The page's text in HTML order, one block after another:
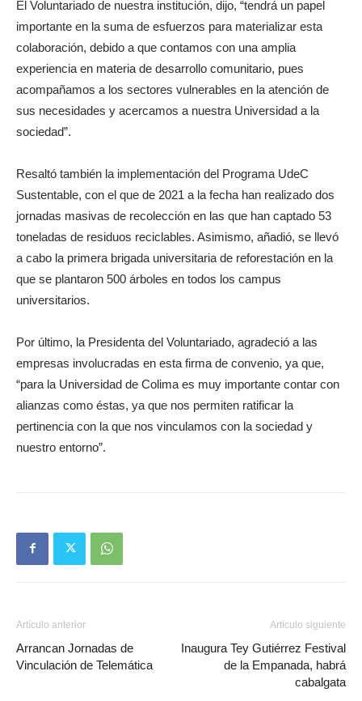
El Voluntariado de nuestra institución, dijo, “tendrá un papel
importante en la suma de esfuerzos para materializar esta
colaboración, debido a que contamos con una amplia
experiencia en materia de desarrollo comunitario, pues
acompañamos a los sectores vulnerables en la atención de
sus necesidades y acercamos a nuestra Universidad a la
sociedad”.
Resaltó también la implementación del Programa UdeC
Sustentable, con el que de 2021 a la fecha han realizado dos
jornadas masivas de recolección en las que han captado 53
toneladas de residuos reciclables. Asimismo, añadió, se llevó
a cabo la primera brigada universitaria de reforestación en la
que se plantaron 500 árboles en todos los campus
universitarios.
Por último, la Presidenta del Voluntariado, agradeció a las
empresas involucradas en esta firma de convenio, ya que,
“para la Universidad de Colima es muy importante contar con
alianzas como éstas, ya que nos permiten ratificar la
pertinencia con la que nos vinculamos con la sociedad y
nuestro entorno”.
Artículo anterior
Arrancan Jornadas de
Vinculación de Telemática
Artículo siguiente
Inaugura Tey Gutiérrez Festival
de la Empanada, habrá
cabalgata